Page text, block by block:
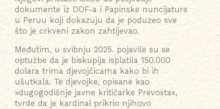
dokumente iz DDF-a i Papinske nuncijature
u Peruu koji dokazuju da je poduzeo sve
što je crkveni zakon zahtijevao.
Međutim, u svibnju 2025. pojavile su se
optužbe da je biskupija isplatila 150.000
dolara trima djevojčicama kako bi ih
ušutkala. Te djevojke, opisane kao
»dugogodišnje javne kritičarke Prevosta«,
tvrde da je kardinal prikrio njihovo